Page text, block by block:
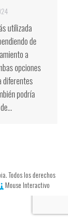
utilizada
de
a
opciones
diferentes
podría
Todos los derechos
Mouse Interactivo